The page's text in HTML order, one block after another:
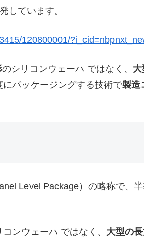
しています。
120800001/
のシリコンウェーハ ではなく、
パッケージングする技術で製造
Level Package）の略称で、
ンウェーハ ではなく、 大型の